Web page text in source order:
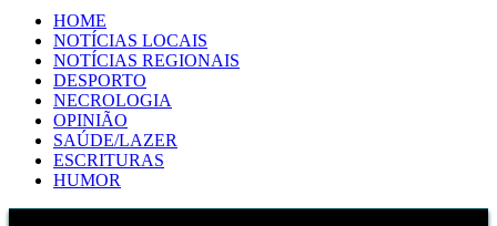
HOME
NOTÍCIAS LOCAIS
NOTÍCIAS REGIONAIS
DESPORTO
NECROLOGIA
OPINIÃO
SAÚDE/LAZER
ESCRITURAS
HUMOR